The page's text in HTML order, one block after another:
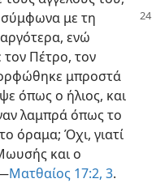
σύμφωνα με τη
ενώ
τον Πέτρο, τον
μπροστά
όπως ο ήλιος, και
λαμπρά όπως το
όραμα; Όχι, γιατί
και ο
Ματθαίος 17:2, 3.